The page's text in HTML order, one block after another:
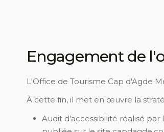
Engagement de
L'Office de Tourisme Cap d'Agde
À cette fin, il met en œuvre la
Audit d'accessibilité réalisé